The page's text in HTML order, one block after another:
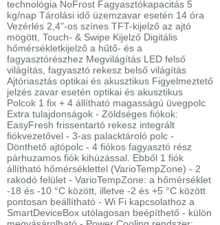
technológia NoFrost Fagyasztókapacitás 5
kg/nap Tárolási idő üzemzavar esetén 14 óra
Vezérlés 2,4"-os színes TFT-kijelző az ajtó
mögött, Touch- & Swipe Kijelző Digitális
hőmérsékletkijelző a hűtő- és a
fagyasztórészhez Megvilágítás LED felső
világítás, fagyasztó rekesz belső világítás
Ajtóriasztás optikai és akusztikus Figyelmeztető
jelzés zavar esetén optikai és akusztikus
Polcok 1 fix + 4 állítható magasságú üvegpolc
Extra tulajdonságok - Zöldséges fiókok:
EasyFresh frissentartó rekesz integrált
fiókvezetővel - 3-as palacktároló polc -
Dönthető ajtópolc - 4 fiókos fagyasztó rész
párhuzamos fiók kihúzással. Ebből 1 fiók
állítható hőmérséklettel (VarioTempZone) - 2
rakodó felület - VarioTempZone: a hőmérséklet
-18 és -10 °C között, illetve -2 és +5 °C között
pontosan beállítható - Wi Fi kapcsolathoz a
SmartDeviceBox utólagosan beépíthető - külön